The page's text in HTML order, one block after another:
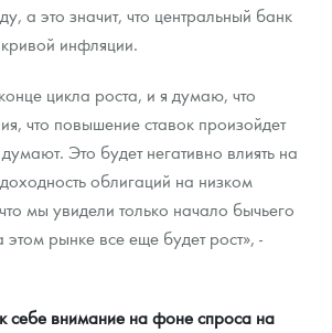
а это значит, что центральный банк
кривой инфляции.
цикла роста, и я думаю, что
что повышение ставок произойдет
Это будет негативно влиять на
облигаций на низком
мы увидели только начало бычьего
рынке все еще будет рост», -
себе внимание на фоне спроса на